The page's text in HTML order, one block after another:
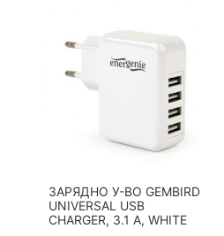
ЗАРЯДНО У-ВО GEMBIRD
UNIVERSAL USB
CHARGER, 3.1 A, WHITE